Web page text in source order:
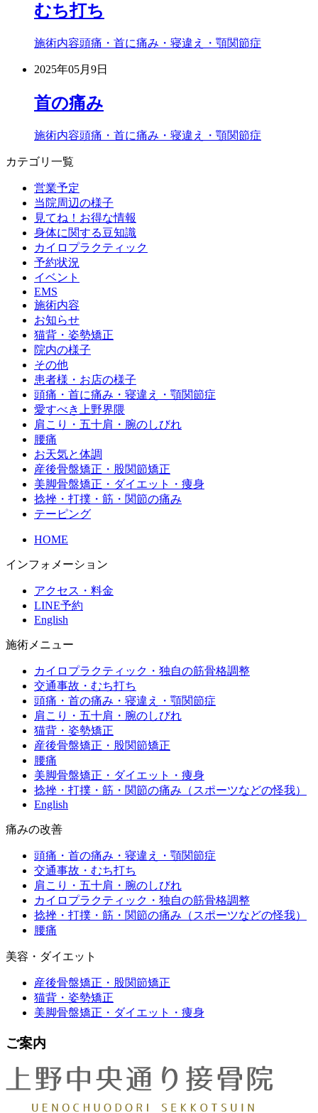
むち打ち
施術内容頭痛・首に痛み・寝違え・顎関節症
2025年05月9日
首の痛み
施術内容頭痛・首に痛み・寝違え・顎関節症
カテゴリ一覧
営業予定
当院周辺の様子
見てね！お得な情報
身体に関する豆知識
カイロプラクティック
予約状況
イベント
EMS
施術内容
お知らせ
猫背・姿勢矯正
院内の様子
その他
患者様・お店の様子
頭痛・首に痛み・寝違え・顎関節症
愛すべき上野界隈
肩こり・五十肩・腕のしびれ
腰痛
お天気と体調
産後骨盤矯正・股関節矯正
美脚骨盤矯正・ダイエット・痩身
捻挫・打撲・筋・関節の痛み
テーピング
HOME
インフォメーション
アクセス・料金
LINE予約
English
施術メニュー
カイロプラクティック・独自の筋骨格調整
交通事故・むち打ち
頭痛・首の痛み・寝違え・顎関節症
肩こり・五十肩・腕のしびれ
猫背・姿勢矯正
産後骨盤矯正・股関節矯正
腰痛
美脚骨盤矯正・ダイエット・痩身
捻挫・打撲・筋・関節の痛み（スポーツなどの怪我）
English
痛みの改善
頭痛・首の痛み・寝違え・顎関節症
交通事故・むち打ち
肩こり・五十肩・腕のしびれ
カイロプラクティック・独自の筋骨格調整
捻挫・打撲・筋・関節の痛み（スポーツなどの怪我）
腰痛
美容・ダイエット
産後骨盤矯正・股関節矯正
猫背・姿勢矯正
美脚骨盤矯正・ダイエット・痩身
ご案内